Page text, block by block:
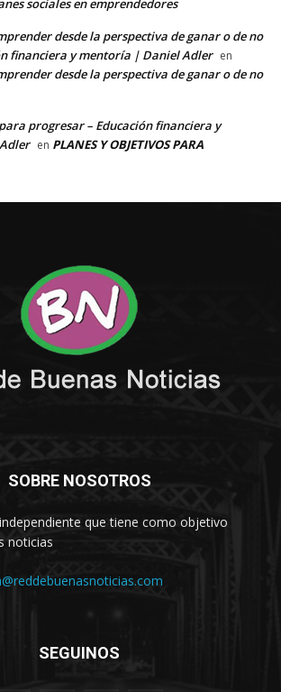
SOBRE NOSOTROS
que tiene como objetivo
noticias
SEGUINOS